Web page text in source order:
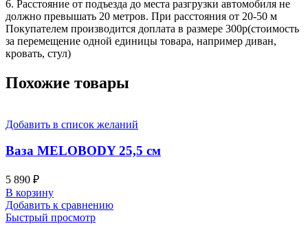
6. Расстояние от подъезда до места разгрузки автомобиля не
должно превышать 20 метров. При расстояния от 20-50 м
Покупателем производится доплата в размере 300р(стоимость
за перемещение одной единицы товара, например диван,
кровать, стул)
Похожие товары
Добавить в список желаний
Ваза MELOBODY 25,5 см
5 890 ₽
В корзину
Добавить к сравнению
Быстрый просмотр